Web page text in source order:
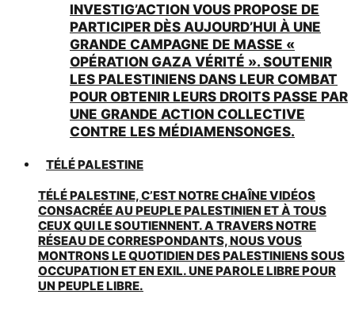
INVESTIG’ACTION VOUS PROPOSE DE
PARTICIPER DÈS AUJOURD’HUI À UNE
GRANDE CAMPAGNE DE MASSE «
OPÉRATION GAZA VÉRITÉ ». SOUTENIR
LES PALESTINIENS DANS LEUR COMBAT
POUR OBTENIR LEURS DROITS PASSE PAR
UNE GRANDE ACTION COLLECTIVE
CONTRE LES MÉDIAMENSONGES.
TÉLÉ PALESTINE
TÉLÉ PALESTINE, C’EST NOTRE CHAÎNE VIDÉOS
CONSACRÉE AU PEUPLE PALESTINIEN ET À TOUS
CEUX QUI LE SOUTIENNENT. A TRAVERS NOTRE
RÉSEAU DE CORRESPONDANTS, NOUS VOUS
MONTRONS LE QUOTIDIEN DES PALESTINIENS SOUS
OCCUPATION ET EN EXIL. UNE PAROLE LIBRE POUR
UN PEUPLE LIBRE.